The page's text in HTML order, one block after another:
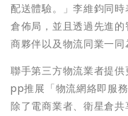
配送體驗。」李維鈞同
倉佈局，並且透過先進
商夥伴以及物流同業一同
聯手第三方物流業者提
pp推展「物流網絡即服
除了電商業者、衛星倉